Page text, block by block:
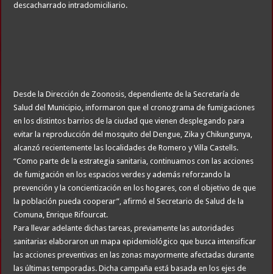
descacharrado intradomiciliario.
Desde la Dirección de Zoonosis, dependiente de la Secretaría de
Salud del Municipio, informaron que el cronograma de fumigaciones
en los distintos barrios de la ciudad que vienen desplegando para
evitar la reproducción del mosquito del Dengue, Zika y Chikungunya,
alcanzó recientemente las localidades de Romero y Villa Castells.
“Como parte de la estrategia sanitaria, continuamos con las acciones
de fumigación en los espacios verdes y además reforzando la
prevención y la concientización en los hogares, con el objetivo de que
la población pueda cooperar”, afirmó el Secretario de Salud de la
Comuna, Enrique Rifourcat.
Para llevar adelante dichas tareas, previamente las autoridades
sanitarias elaboraron un mapa epidemiológico que busca intensificar
las acciones preventivas en las zonas mayormente afectadas durante
las últimas temporadas. Dicha campaña está basada en los ejes de